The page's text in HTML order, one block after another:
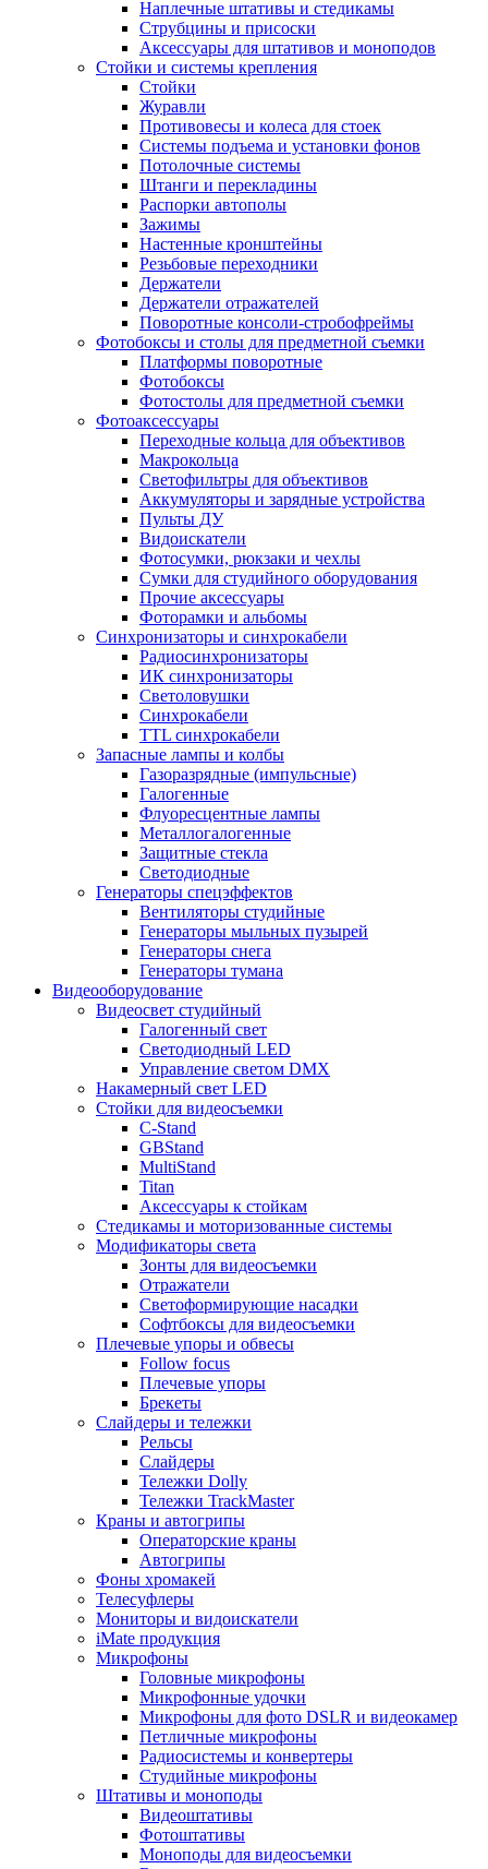
Наплечные штативы и стедикамы
Струбцины и присоски
Аксессуары для штативов и моноподов
Стойки и системы крепления
Стойки
Журавли
Противовесы и колеса для стоек
Системы подъема и установки фонов
Потолочные системы
Штанги и перекладины
Распорки автополы
Зажимы
Настенные кронштейны
Резьбовые переходники
Держатели
Держатели отражателей
Поворотные консоли-стробофреймы
Фотобоксы и столы для предметной съемки
Платформы поворотные
Фотобоксы
Фотостолы для предметной съемки
Фотоаксессуары
Переходные кольца для объективов
Макрокольца
Светофильтры для объективов
Аккумуляторы и зарядные устройства
Пульты ДУ
Видоискатели
Фотосумки, рюкзаки и чехлы
Сумки для студийного оборудования
Прочие аксессуары
Фоторамки и альбомы
Синхронизаторы и синхрокабели
Радиосинхронизаторы
ИК синхронизаторы
Светоловушки
Синхрокабели
TTL синхрокабели
Запасные лампы и колбы
Газоразрядные (импульсные)
Галогенные
Флуоресцентные лампы
Металлогалогенные
Защитные стекла
Светодиодные
Генераторы спецэффектов
Вентиляторы студийные
Генераторы мыльных пузырей
Генераторы снега
Генераторы тумана
Видеооборудование
Видеосвет студийный
Галогенный свет
Светодиодный LED
Управление светом DMX
Накамерный свет LED
Стойки для видеосъемки
C-Stand
GBStand
MultiStand
Titan
Аксессуары к стойкам
Стедикамы и моторизованные системы
Модификаторы света
Зонты для видеосъемки
Отражатели
Светоформирующие насадки
Софтбоксы для видеосъемки
Плечевые упоры и обвесы
Follow focus
Плечевые упоры
Брекеты
Слайдеры и тележки
Рельсы
Слайдеры
Тележки Dolly
Тележки TrackMaster
Краны и автогрипы
Операторские краны
Автогрипы
Фоны хромакей
Телесуфлеры
Мониторы и видоискатели
iMate продукция
Микрофоны
Головные микрофоны
Микрофонные удочки
Микрофоны для фото DSLR и видеокамер
Петличные микрофоны
Радиосистемы и конвертеры
Студийные микрофоны
Штативы и моноподы
Видеоштативы
Фотоштативы
Моноподы для видеосъемки